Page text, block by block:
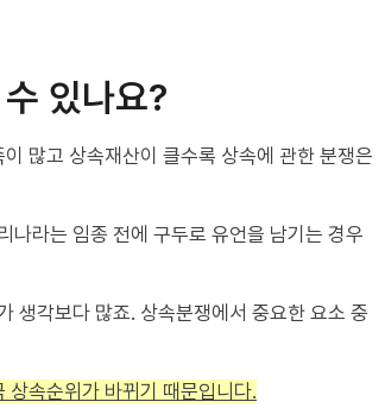
있나요?
많고 상속재산이 클수록 상속에 관한 분쟁은
나라는 임종 전에 구두로 유언을 남기는 경우
생각보다 많죠. 상속분쟁에서 중요한 요소 중
상속순위가 바뀌기 때문입니다.